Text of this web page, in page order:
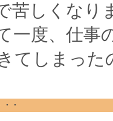
苦しくなり
一度、仕事
てしまった
・